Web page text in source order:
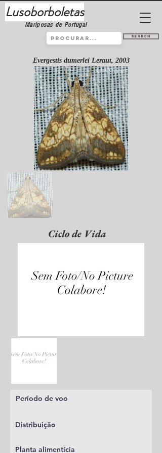
Lusoborboletas
Mariposas de Portugal
Search
Evergestis dumerlei Leraut, 2003
Ciclo de Vida
Período de voo
Distribuição
Planta alimentícia